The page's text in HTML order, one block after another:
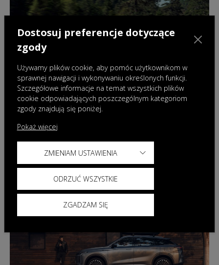
Skorzystaj z atrakcyjnych opcji finansowania
DOWIEDZ SIĘ WIĘCEJ
Dostosuj preferencje dotyczące
zgody
Używamy plików cookie, aby pomóc użytkownikom w
sprawnej nawigacji i wykonywaniu określonych funkcji.
Szczegółowe informacje na temat wszystkich plików
cookie odpowiadających poszczególnym kategoriom
zgody znajdują się poniżej.
Pokaż więcej
ZMIENIAM USTAWIENIA
ODRZUĆ WSZYSTKIE
ZGADZAM SIĘ